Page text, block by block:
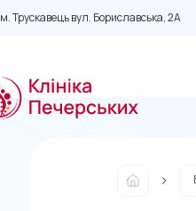
м. Трускавець вул. Бориславська, 2А